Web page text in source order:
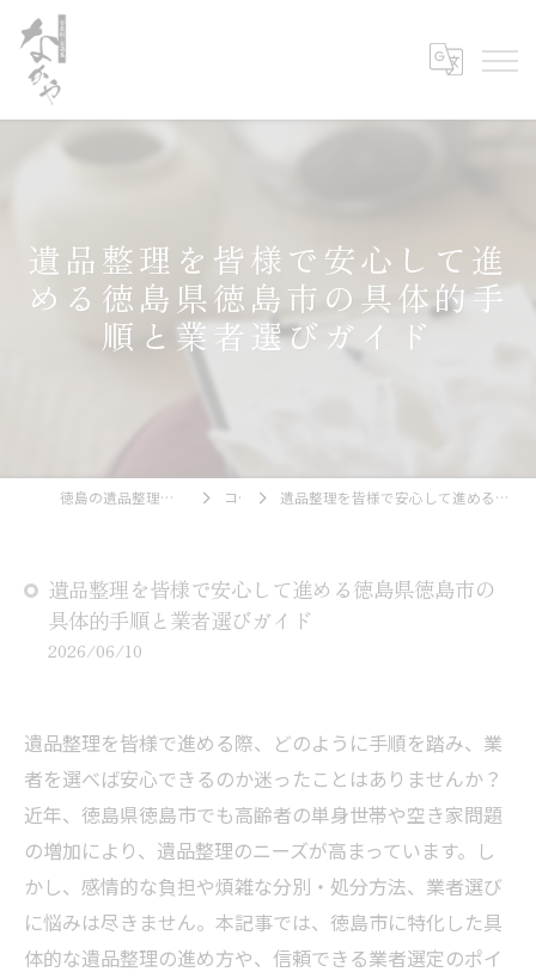
遺品整理を皆様で安心して進
める徳島県徳島市の具体的手
順と業者選びガイド
徳島の遺品整理なら古美術・古道具 なかや コラム 遺品整理を皆様で安心して進める徳島県徳島市の具体的手順と業者選びガイド
遺品整理を皆様で安心して進める徳島県徳島市の
具体的手順と業者選びガイド
2026/06/10
遺品整理を皆様で進める際、どのように手順を踏み、業
者を選べば安心できるのか迷ったことはありませんか？
近年、徳島県徳島市でも高齢者の単身世帯や空き家問題
の増加により、遺品整理のニーズが高まっています。し
かし、感情的な負担や煩雑な分別・処分方法、業者選び
に悩みは尽きません。本記事では、徳島市に特化した具
体的な遺品整理の進め方や、信頼できる業者選定のポイ